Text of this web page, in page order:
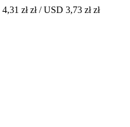
zł zł / USD 3,73 zł zł